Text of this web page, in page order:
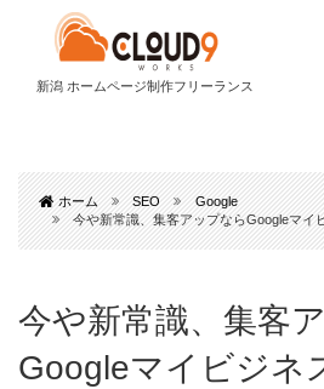
新潟 ホームページ制作フリーランス
ホーム SEO
Google
今や新常識、集客アップならGoogleマイ
今や新常識、集客
Googleマイビジネ